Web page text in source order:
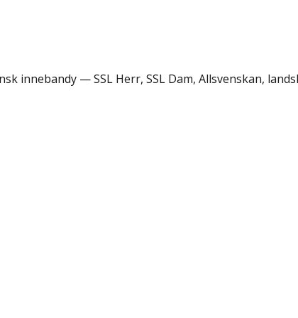
innebandy — SSL Herr, SSL Dam, Allsvenskan,